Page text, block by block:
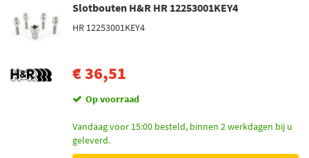
Slotbouten H&R HR 12253001KEY4
HR 12253001KEY4
€ 36,51
Op voorraad
Vandaag voor 15:00 besteld, binnen 2 werkdagen bij u
geleverd.